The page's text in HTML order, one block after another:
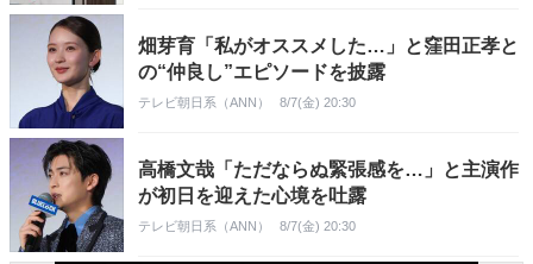
畑芽育「私がオススメした…」と窪田正孝と
の“仲良し”エピソードを披露
テレビ朝日系（ANN） 8/7(金) 20:30
高橋文哉「ただならぬ緊張感を…」と主演作
が初日を迎えた心境を吐露
テレビ朝日系（ANN） 8/7(金) 20:30